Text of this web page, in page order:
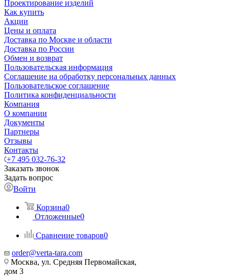
Проектирование изделий
Как купить
Акции
Цены и оплата
Доставка по Москве и области
Доставка по России
Обмен и возврат
Пользовательская информация
Соглашение на обработку персональных данных
Пользовательское соглашение
Политика конфиденциальности
Компания
О компании
Документы
Партнеры
Отзывы
Контакты
+7 495 032-76-32
Заказать звонок
Задать вопрос
Войти
Корзина0
Отложенные0
Сравнение товаров0
order@verta-tara.com
Москва, ул. Средняя Первомайская,
дом 3